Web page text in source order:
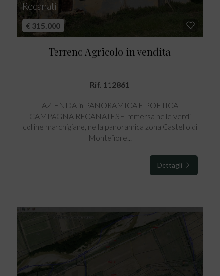
Recanati
€ 315.000
Terreno Agricolo in vendita
Rif. 112861
AZIENDA in PANORAMICA E POETICA
CAMPAGNA RECANATESEImmersa nelle verdi
colline marchigiane, nella panoramica zona Castello di
Montefiore...
Dettagli